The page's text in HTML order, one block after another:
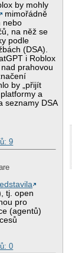
by mohly
mimořádně
nebo
na něž se
podle
(DSA).
i Roblox
prahovou
by „přijít
a
seznamy DSA
9
tj. open
pro
(agentů)
0